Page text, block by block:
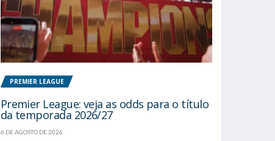
PREMIER LEAGUE
Premier League: veja as odds para o título
da temporada 2026/27
6 DE AGOSTO DE 2026